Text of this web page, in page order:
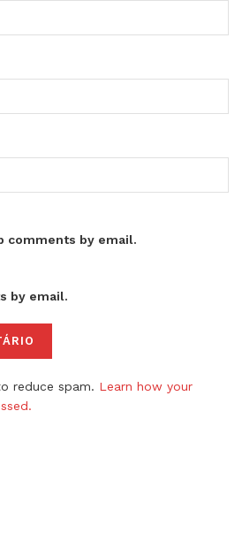
comments by email.
by email.
reduce spam. Learn how your